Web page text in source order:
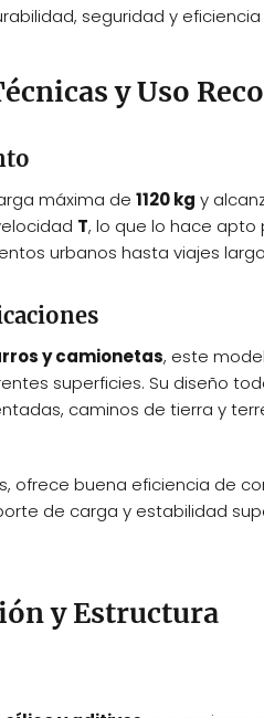
seguridad y
y Uso
máxima de 1120 kg y
T, lo que lo hace
urbanos hasta viajes
y camionetas, este
superficies. Su diseño
caminos de tierra y
ofrece buena eficiencia de
de carga y estabilidad
y Estructura